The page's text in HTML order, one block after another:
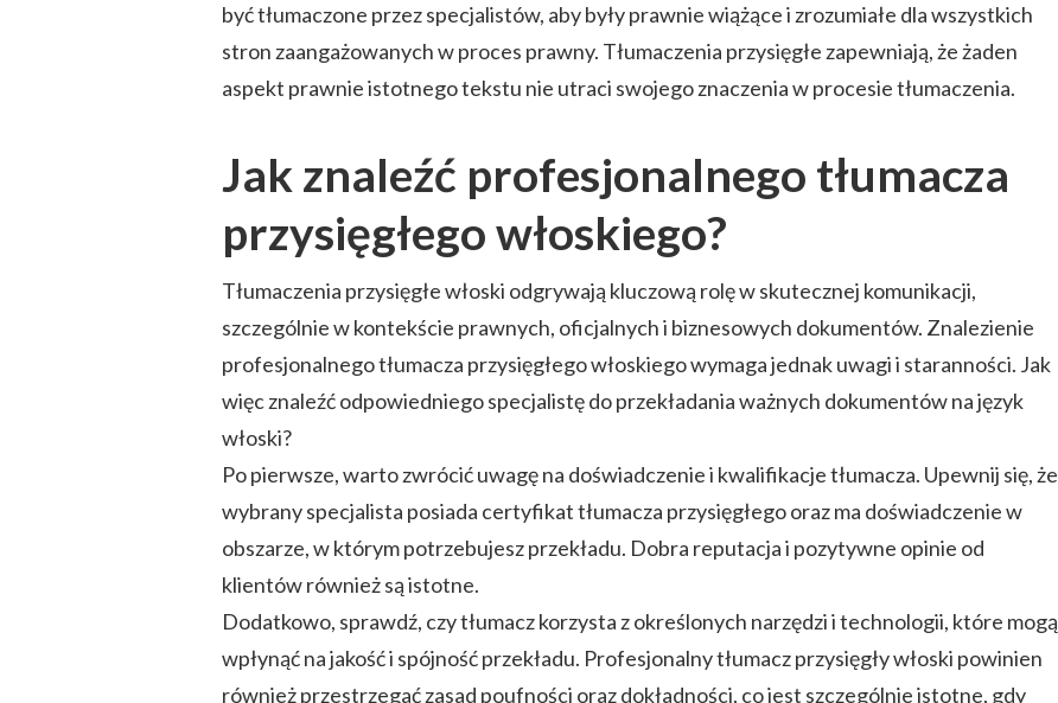
być tłumaczone przez specjalistów, aby były prawnie wiążące i zrozumiałe dla wszystkich
stron zaangażowanych w proces prawny. Tłumaczenia przysięgłe zapewniają, że żaden
aspekt prawnie istotnego tekstu nie utraci swojego znaczenia w procesie tłumaczenia.
Jak znaleźć profesjonalnego tłumacza
przysięgłego włoskiego?
Tłumaczenia przysięgłe włoski odgrywają kluczową rolę w skutecznej komunikacji,
szczególnie w kontekście prawnych, oficjalnych i biznesowych dokumentów. Znalezienie
profesjonalnego tłumacza przysięgłego włoskiego wymaga jednak uwagi i staranności. Jak
więc znaleźć odpowiedniego specjalistę do przekładania ważnych dokumentów na język
włoski?
Po pierwsze, warto zwrócić uwagę na doświadczenie i kwalifikacje tłumacza. Upewnij się, że
wybrany specjalista posiada certyfikat tłumacza przysięgłego oraz ma doświadczenie w
obszarze, w którym potrzebujesz przekładu. Dobra reputacja i pozytywne opinie od
klientów również są istotne.
Dodatkowo, sprawdź, czy tłumacz korzysta z określonych narzędzi i technologii, które mogą
wpłynąć na jakość i spójność przekładu. Profesjonalny tłumacz przysięgły włoski powinien
również przestrzegać zasad poufności oraz dokładności, co jest szczególnie istotne, gdy